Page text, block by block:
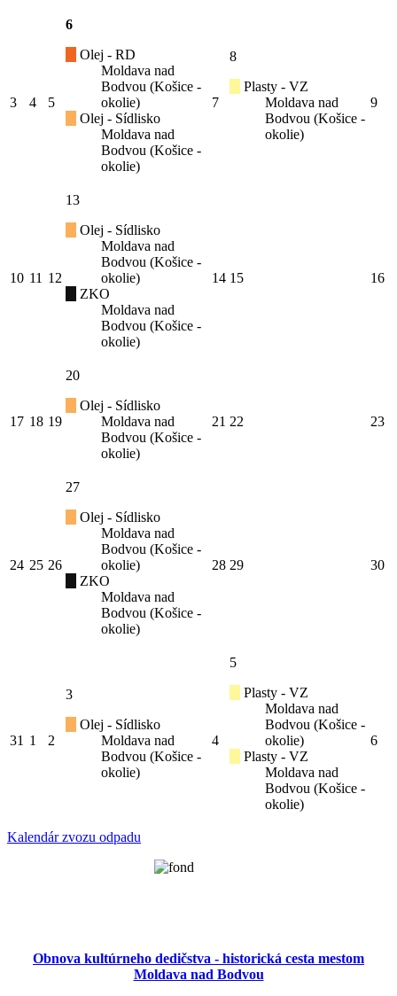
3 4 5
6
Olej - RD
Moldava nad
Bodvou (Košice -
okolie)
Olej - Sídlisko
Moldava nad
Bodvou (Košice -
okolie)
7
8
Plasty - VZ
Moldava nad
Bodvou (Košice -
okolie)
9
10 11 12
13
Olej - Sídlisko
Moldava nad
Bodvou (Košice -
okolie)
ZKO
Moldava nad
Bodvou (Košice -
okolie)
14 15 16
17 18 19
20
Olej - Sídlisko
Moldava nad
Bodvou (Košice -
okolie)
21 22 23
24 25 26
27
Olej - Sídlisko
Moldava nad
Bodvou (Košice -
okolie)
ZKO
Moldava nad
Bodvou (Košice -
okolie)
28 29 30
31 1 2
3
Olej - Sídlisko
Moldava nad
Bodvou (Košice -
okolie)
4
5
Plasty - VZ
Moldava nad
Bodvou (Košice -
okolie)
Plasty - VZ
Moldava nad
Bodvou (Košice -
okolie)
6
Kalendár zvozu odpadu
Obnova kultúrneho dedičstva - historická cesta mestom
Moldava nad Bodvou